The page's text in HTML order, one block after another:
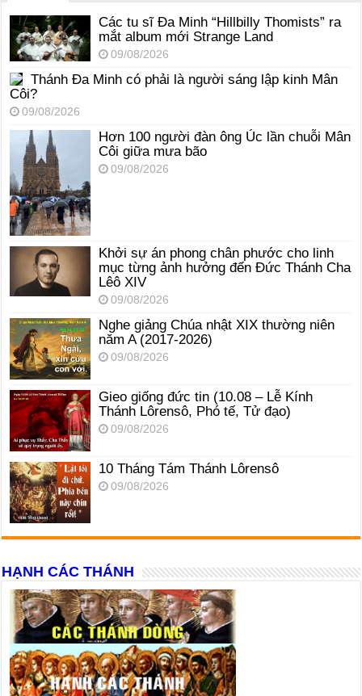
Các tu sĩ Đa Minh “Hillbilly Thomists” ra
mắt album mới Strange Land
09/08/2026
Thánh Đa Minh có phải là người sáng lập kinh Mân
Côi?
09/08/2026
Hơn 100 người đàn ông Úc lần chuỗi Mân
Côi giữa mưa bão
09/08/2026
Khởi sự án phong chân phước cho linh
mục từng ảnh hưởng đến Đức Thánh Cha
Lêô XIV
09/08/2026
Nghe giảng Chúa nhật XIX thường niên
năm A (2017-2026)
09/08/2026
Gieo giống đức tin (10.08 – Lễ Kính
Thánh Lôrensô, Phó tế, Tử đạo)
09/08/2026
10 Tháng Tám Thánh Lôrensô
09/08/2026
HẠNH CÁC THÁNH